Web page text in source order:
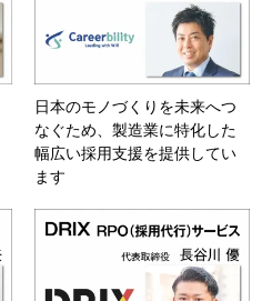
日本のモノづくりを未来へつ
なぐため、製造業に特化した
幅広い採用支援を提供してい
ます